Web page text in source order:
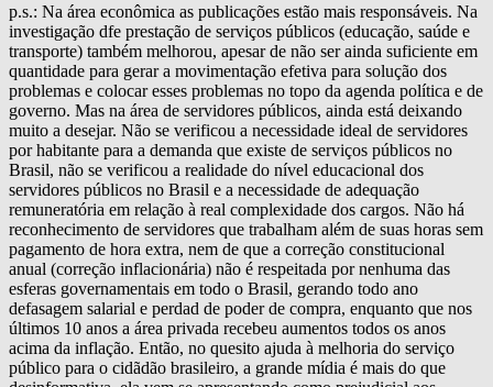
p.s.: Na área econômica as publicações estão mais responsáveis. Na
investigação dfe prestação de serviços públicos (educação, saúde e
transporte) também melhorou, apesar de não ser ainda suficiente em
quantidade para gerar a movimentação efetiva para solução dos
problemas e colocar esses problemas no topo da agenda política e de
governo. Mas na área de servidores públicos, ainda está deixando
muito a desejar. Não se verificou a necessidade ideal de servidores
por habitante para a demanda que existe de serviços públicos no
Brasil, não se verificou a realidade do nível educacional dos
servidores públicos no Brasil e a necessidade de adequação
remuneratória em relação à real complexidade dos cargos. Não há
reconhecimento de servidores que trabalham além de suas horas sem
pagamento de hora extra, nem de que a correção constitucional
anual (correção inflacionária) não é respeitada por nenhuma das
esferas governamentais em todo o Brasil, gerando todo ano
defasagem salarial e perdad de poder de compra, enquanto que nos
últimos 10 anos a área privada recebeu aumentos todos os anos
acima da inflação. Então, no quesito ajuda à melhoria do serviço
público para o cidãdão brasileiro, a grande mídia é mais do que